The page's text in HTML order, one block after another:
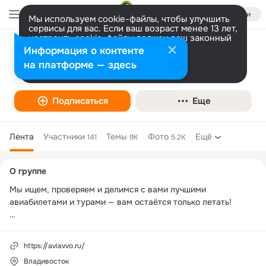
Войти
Мы используем cookie-файлы, чтобы улучшить
сервисы для вас. Если ваш возраст менее 13 лет,
настроить cookie-файлы должен ваш законный
представитель. Больше информации
Разрешить все Настроить
Дешёвые авиабилеты и туры из
Владивостока (VVO)
Подписаться Еще
Лента Участники 141 Темы 9K Фото 5.2K Ещё
колонка
О группе
Мы ищем, проверяем и делимся с вами лучшими
авиабилетами и турами — вам остаётся только летать!
— Горящие и выгодные туры 🔥
— Скидки, акции и распродажи 💯
https://aviavvo.ru/
Владивосток
Информация о контенте
на платформе — здесь